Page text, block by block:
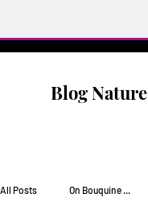
Blog Nature
All Posts On Bouquine ...